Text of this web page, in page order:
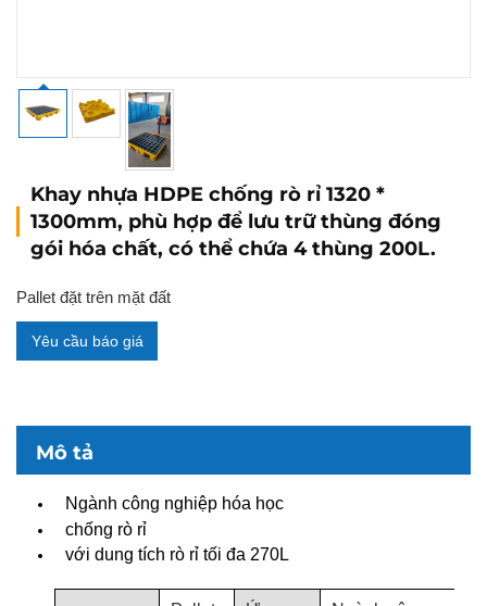
Khay nhựa HDPE chống rò rỉ 1320 *
1300mm, phù hợp để lưu trữ thùng đóng
gói hóa chất, có thể chứa 4 thùng 200L.
Pallet đặt trên mặt đất
Yêu cầu báo giá
Mô tả
Ngành công nghiệp hóa học
chống rò rỉ
với dung tích rò rỉ tối đa 270L